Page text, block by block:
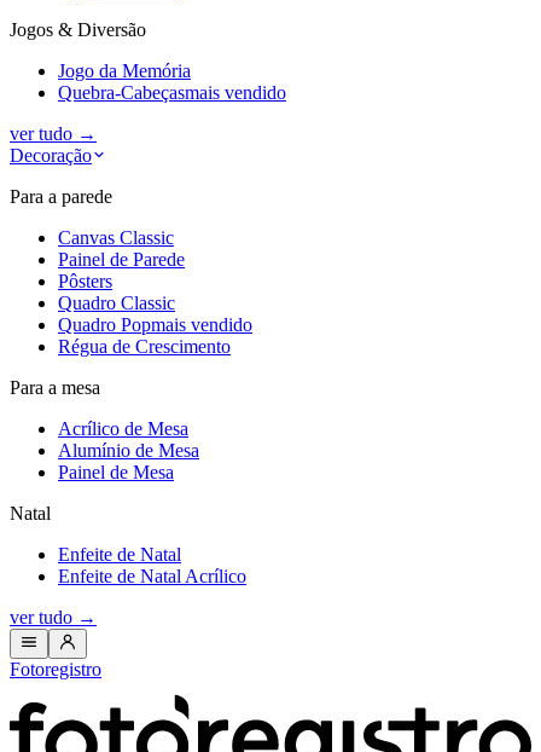
Jogos & Diversão
Jogo da Memória
Quebra-Cabeçasmais vendido
ver tudo →
Decoração
Para a parede
Canvas Classic
Painel de Parede
Pôsters
Quadro Classic
Quadro Popmais vendido
Régua de Crescimento
Para a mesa
Acrílico de Mesa
Alumínio de Mesa
Painel de Mesa
Natal
Enfeite de Natal
Enfeite de Natal Acrílico
ver tudo →
Fotoregistro